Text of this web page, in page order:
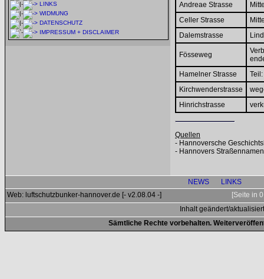
LINKS
WIDMUNG
DATENSCHUTZ
IMPRESSUM + DISCLAIMER
Andreae Strasse
Celler Strasse
Dalemstrasse
Fösseweg
Hamelner Strasse
Kirchwenderstrasse
Hinrichstrasse
Quellen
- Hannoversche
- Hannovers
NEWS
LINKS
Web: luftschutzbunker-hannover.de [- v2.08.04 -]
[Seite in
Inhalt geändert/
Sämtliche Rechte vorbehalten.